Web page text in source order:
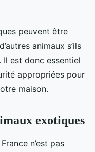
peuvent être
animaux s’ils
Il est donc essentiel
appropriées pour
maison.
exotiques
n’est pas